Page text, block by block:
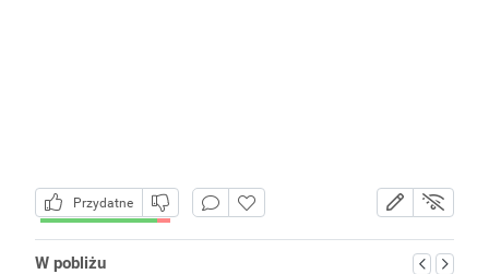
Przydatne
W pobliżu